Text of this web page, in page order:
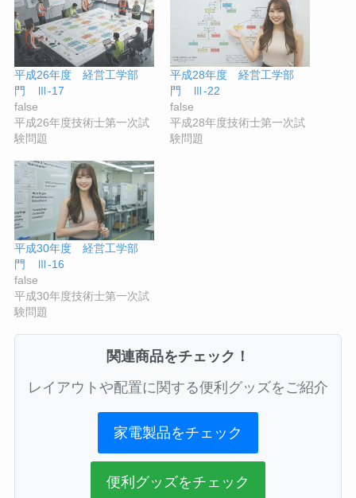
平成26年度 経営工学部
門 Ⅲ-17
false
平成26年度技術士第一次試
験問題
平成28年度 経営工学部
門 Ⅲ-22
false
平成28年度技術士第一次試
験問題
平成30年度 経営工学部
門 Ⅲ-16
false
平成30年度技術士第一次試
験問題
関連商品をチェック！
レイアウトや配置に関する便利グッズをご紹介
家電製品をチェック
便利グッズをチェック